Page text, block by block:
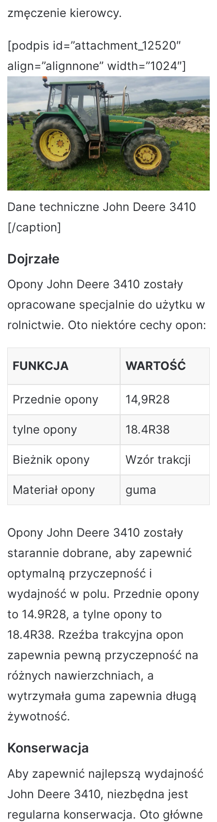
zmęczenie kierowcy.
[podpis id=”attachment_12520″
align=”alignnone” width=”1024″]
Dane techniczne John Deere 3410
[/caption]
Dojrzałe
Opony John Deere 3410 zostały
opracowane specjalnie do użytku w
rolnictwie. Oto niektóre cechy opon:
FUNKCJA WARTOŚĆ
Przednie opony 14,9R28
tylne opony 18.4R38
Bieżnik opony Wzór trakcji
Materiał opony guma
Opony John Deere 3410 zostały
starannie dobrane, aby zapewnić
optymalną przyczepność i
wydajność w polu. Przednie opony
to 14.9R28, a tylne opony to
18.4R38. Rzeźba trakcyjna opon
zapewnia pewną przyczepność na
różnych nawierzchniach, a
wytrzymała guma zapewnia długą
żywotność.
Konserwacja
Aby zapewnić najlepszą wydajność
John Deere 3410, niezbędna jest
regularna konserwacja. Oto główne